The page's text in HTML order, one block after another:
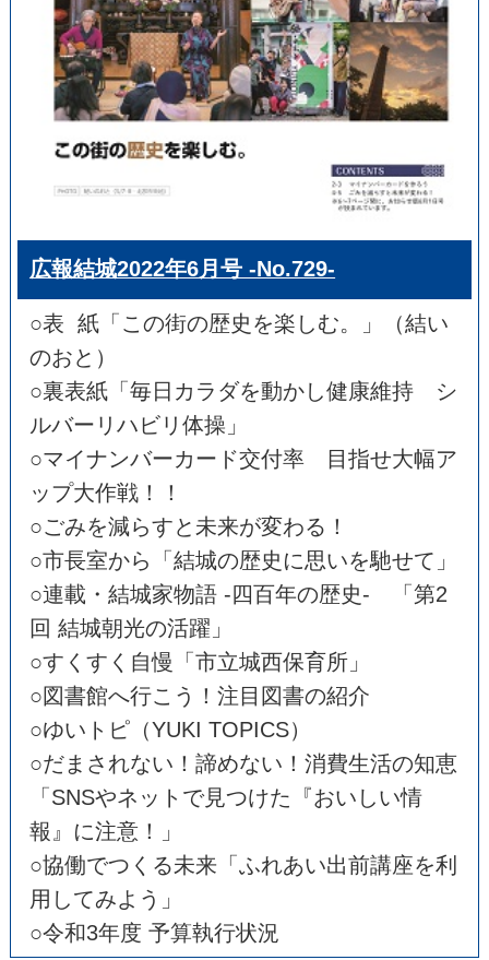
広報結城2022年6月号 -No.729-
○表 紙「この街の歴史を楽しむ。」（結い
のおと）
○裏表紙「毎日カラダを動かし健康維持 シ
ルバーリハビリ体操」
○マイナンバーカード交付率 目指せ大幅ア
ップ大作戦！！
○ごみを減らすと未来が変わる！
○市長室から「結城の歴史に思いを馳せて」
○連載・結城家物語 -四百年の歴史- 「第2
回 結城朝光の活躍」
○すくすく自慢「市立城西保育所」
○図書館へ行こう！注目図書の紹介
○ゆいトピ（YUKI TOPICS）
○だまされない！諦めない！消費生活の知恵
「SNSやネットで見つけた『おいしい情
報』に注意！」
○協働でつくる未来「ふれあい出前講座を利
用してみよう」
○令和3年度 予算執行状況